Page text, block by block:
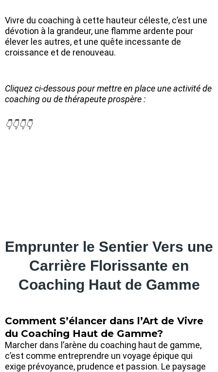
Vivre du coaching à cette hauteur céleste, c’est une
dévotion à la grandeur, une flamme ardente pour
élever les autres, et une quête incessante de
croissance et de renouveau.
Cliquez ci-dessous pour mettre en place une activité de
coaching ou de thérapeute prospère :
👇👇👇👇
Emprunter le Sentier Vers une
Carrière Florissante en
Coaching Haut de Gamme
Comment S’élancer dans l’Art de Vivre
du Coaching Haut de Gamme?
Marcher dans l’arène du coaching haut de gamme,
c’est comme entreprendre un voyage épique qui
exige prévoyance, prudence et passion. Le paysage